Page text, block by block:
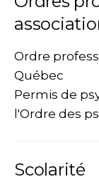
Ordre
Québec
Permis de
l'Ordre des
Scolarité